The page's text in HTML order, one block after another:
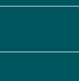
parte